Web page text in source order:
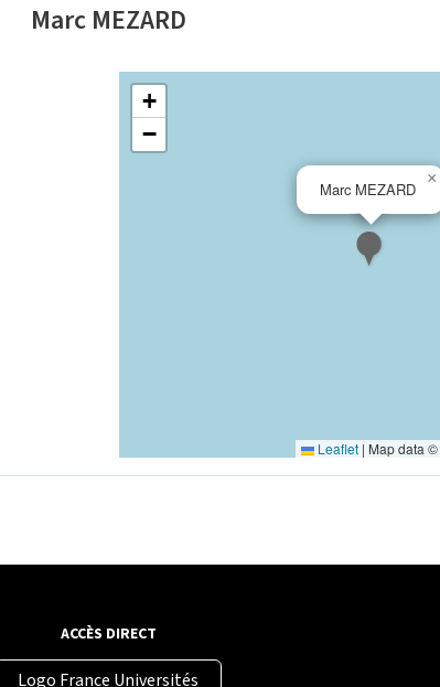
Marc MEZARD
Marc MEZARD
×
+
−
Leaflet | Map data ©
ACCÈS DIRECT
Logo France Universités